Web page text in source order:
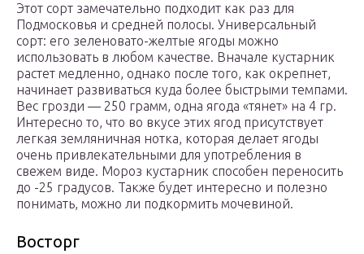
Этот сорт замечательно подходит как раз для
Подмосковья и средней полосы. Универсальный
сорт: его зеленовато-желтые ягоды можно
использовать в любом качестве. Вначале кустарник
растет медленно, однако после того, как окрепнет,
начинает развиваться куда более быстрыми темпами.
Вес грозди — 250 грамм, одна ягода «тянет» на 4 гр.
Интересно то, что во вкусе этих ягод присутствует
легкая земляничная нотка, которая делает ягоды
очень привлекательными для употребления в
свежем виде. Мороз кустарник способен переносить
до -25 градусов. Также будет интересно и полезно
понимать, можно ли подкормить мочевиной.
Восторг